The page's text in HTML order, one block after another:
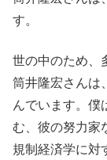
す。
世の中のため、
筒井隆宏さんは
んでいます。僕
む、彼の努力家
規制経済学に対